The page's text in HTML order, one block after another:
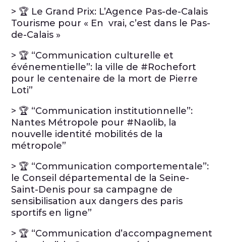
> 🏆 Le Grand Prix: L’Agence Pas-de-Calais
Tourisme pour « En vrai, c’est dans le Pas-
de-Calais »
> 🏆 “Communication culturelle et
événementielle”: la ville de #Rochefort
pour le centenaire de la mort de Pierre
Loti”
> 🏆 “Communication institutionnelle”:
Nantes Métropole pour #Naolib, la
nouvelle identité mobilités de la
métropole”
> 🏆 “Communication comportementale”:
le Conseil départemental de la Seine-
Saint-Denis pour sa campagne de
sensibilisation aux dangers des paris
sportifs en ligne”
> 🏆 “Communication d’accompagnement